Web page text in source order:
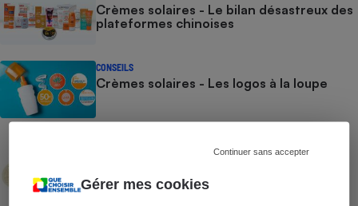
Gérer mes cookies
Continuer sans accepter
Crèmes solaires - Le bilan désastreux des
plateformes chinoises
CONSEILS
Crèmes solaires - Les logos à la loupe
Crèmes solaires - Le protocole